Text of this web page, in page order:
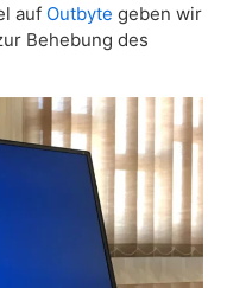
auf Outbyte geben wir
Behebung des